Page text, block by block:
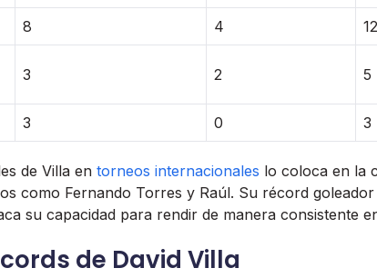
8 4 12
3 2 5
3 0 3
de Villa en torneos internacionales lo coloca en la
como Fernando Torres y Raúl. Su récord
su capacidad para rendir de manera consistente
de David Villa